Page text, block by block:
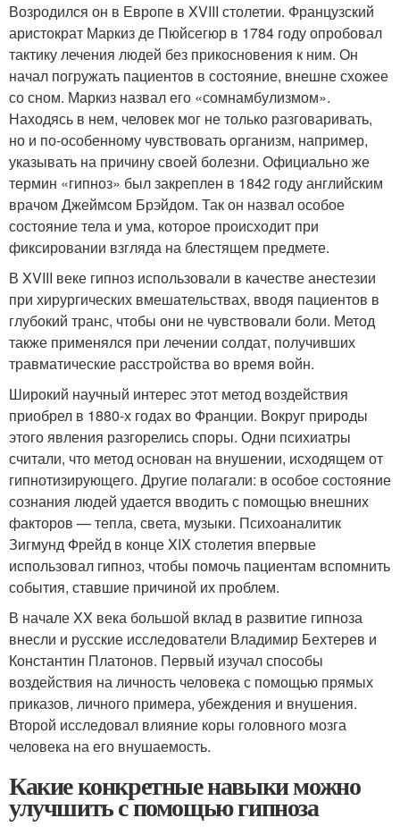
Возродился он в Европе в XVIII столетии. Французский
аристократ Маркиз де Пюйсегюр в 1784 году опробовал
тактику лечения людей без прикосновения к ним. Он
начал погружать пациентов в состояние, внешне схожее
со сном. Маркиз назвал его «сомнамбулизмом».
Находясь в нем, человек мог не только разговаривать,
но и по-особенному чувствовать организм, например,
указывать на причину своей болезни. Официально же
термин «гипноз» был закреплен в 1842 году английским
врачом Джеймсом Брэйдом. Так он назвал особое
состояние тела и ума, которое происходит при
фиксировании взгляда на блестящем предмете.
В XVIII веке гипноз использовали в качестве анестезии
при хирургических вмешательствах, вводя пациентов в
глубокий транс, чтобы они не чувствовали боли. Метод
также применялся при лечении солдат, получивших
травматические расстройства во время войн.
Широкий научный интерес этот метод воздействия
приобрел в 1880-х годах во Франции. Вокруг природы
этого явления разгорелись споры. Одни психиатры
считали, что метод основан на внушении, исходящем от
гипнотизирующего. Другие полагали: в особое состояние
сознания людей удается вводить с помощью внешних
факторов — тепла, света, музыки. Психоаналитик
Зигмунд Фрейд в конце XIX столетия впервые
использовал гипноз, чтобы помочь пациентам вспомнить
события, ставшие причиной их проблем.
В начале XX века большой вклад в развитие гипноза
внесли и русские исследователи Владимир Бехтерев и
Константин Платонов. Первый изучал способы
воздействия на личность человека с помощью прямых
приказов, личного примера, убеждения и внушения.
Второй исследовал влияние коры головного мозга
человека на его внушаемость.
Какие конкретные навыки можно
улучшить с помощью гипноза